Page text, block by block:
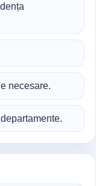
necesare.